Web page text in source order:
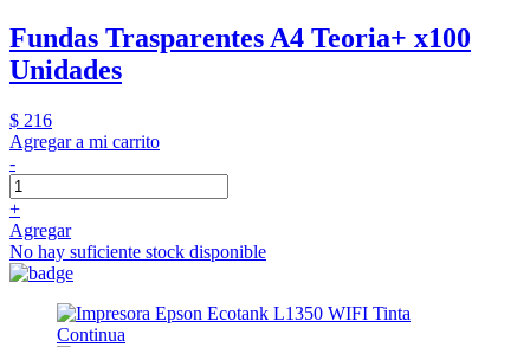
Fundas Trasparentes A4 Teoria+ x100
Unidades
$ 216
Agregar a mi carrito
-
+
Agregar
No hay suficiente stock disponible